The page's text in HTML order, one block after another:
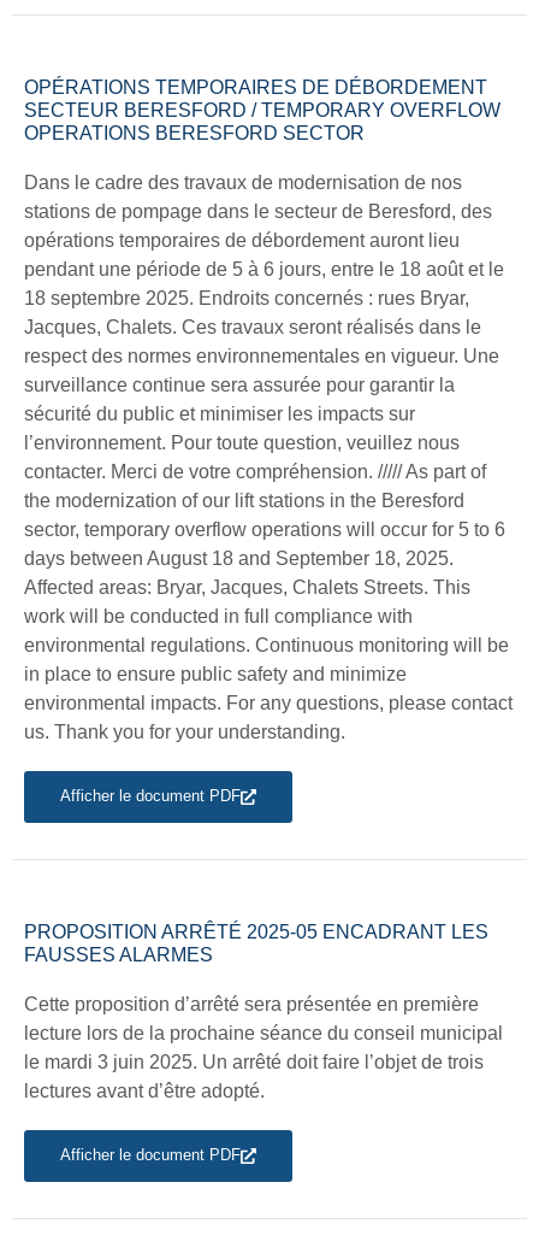
OPÉRATIONS TEMPORAIRES DE DÉBORDEMENT
SECTEUR BERESFORD / TEMPORARY OVERFLOW
OPERATIONS BERESFORD SECTOR
Dans le cadre des travaux de modernisation de nos
stations de pompage dans le secteur de Beresford, des
opérations temporaires de débordement auront lieu
pendant une période de 5 à 6 jours, entre le 18 août et le
18 septembre 2025. Endroits concernés : rues Bryar,
Jacques, Chalets. Ces travaux seront réalisés dans le
respect des normes environnementales en vigueur. Une
surveillance continue sera assurée pour garantir la
sécurité du public et minimiser les impacts sur
l’environnement. Pour toute question, veuillez nous
contacter. Merci de votre compréhension. ///// As part of
the modernization of our lift stations in the Beresford
sector, temporary overflow operations will occur for 5 to 6
days between August 18 and September 18, 2025.
Affected areas: Bryar, Jacques, Chalets Streets. This
work will be conducted in full compliance with
environmental regulations. Continuous monitoring will be
in place to ensure public safety and minimize
environmental impacts. For any questions, please contact
us. Thank you for your understanding.
Afficher le document PDF
PROPOSITION ARRÊTÉ 2025-05 ENCADRANT LES
FAUSSES ALARMES
Cette proposition d’arrêté sera présentée en première
lecture lors de la prochaine séance du conseil municipal
le mardi 3 juin 2025. Un arrêté doit faire l’objet de trois
lectures avant d’être adopté.
Afficher le document PDF